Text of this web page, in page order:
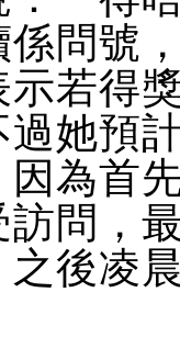
問號
若得
過她預
為首
問，
之後凌